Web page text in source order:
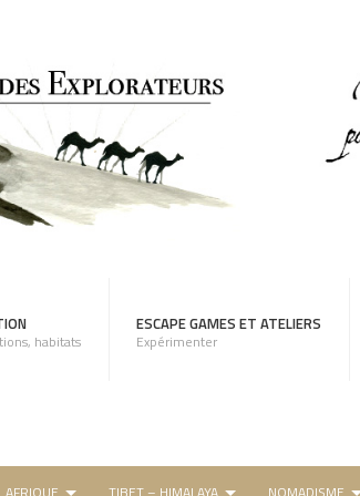
habitats
ESCAPE GAMES ET ATELIERS
Expérimenter